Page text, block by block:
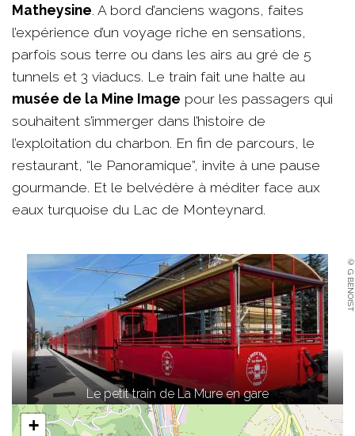
Matheysine. A bord d’anciens wagons, faites
l’expérience d’un voyage riche en sensations,
parfois sous terre ou dans les airs au gré de 5
tunnels et 3 viaducs. Le train fait une halte au
musée de la Mine Image pour les passagers qui
souhaitent s’immerger dans l’histoire de
l’exploitation du charbon. En fin de parcours, le
restaurant, “le Panoramique”, invite à une pause
gourmande. Et le belvédère à méditer face aux
eaux turquoise du Lac de Monteynard.
© G BENOIST
Le petit train de La Mure en gare
+